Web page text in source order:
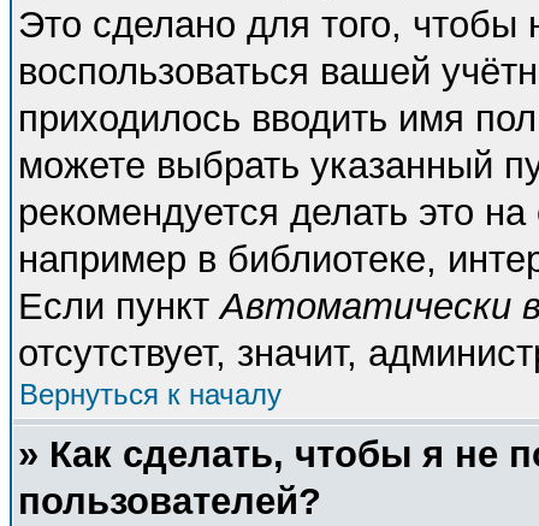
Это сделано для того, чтобы
воспользоваться вашей
приходилось вводить имя
можете выбрать указанный
рекомендуется делать это
например в библиотеке,
Если пунктАвтоматически
отсутствует, значит,
Вернуться к началу
» Как сделать, чтобы я не
пользователей?